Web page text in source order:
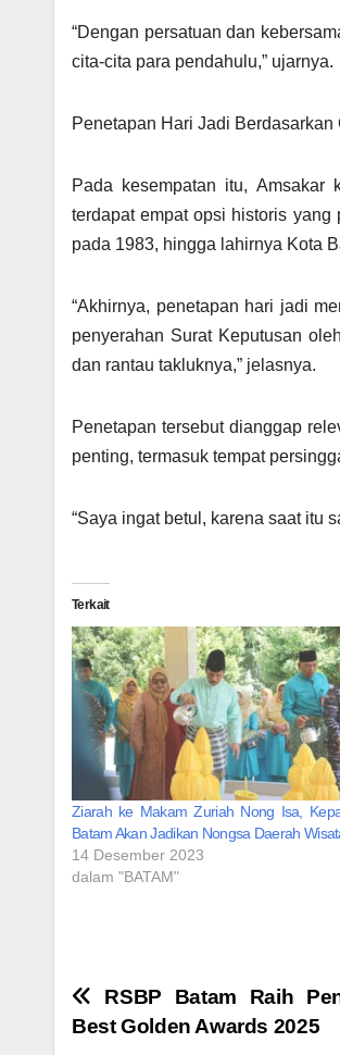
“Dengan persatuan dan
cita-cita para pendahulu,” ujarnya.
Penetapan Hari Jadi Berdasarkan
Pada kesempatan itu, Amsakar
terdapat empat opsi historis
pada 1983, hingga lahirnya Kota
“Akhirnya, penetapan hari jadi
penyerahan Surat Keputusan
dan rantau takluknya,” jelasnya.
Penetapan tersebut dianggap
penting, termasuk tempat
“Saya ingat betul, karena saat itu
Terkait
Ziarah ke Makam Zuriah Nong Isa,
Batam Akan Jadikan Nongsa Daerah
14 Desember 2023
dalam "BATAM"
Navigasi
RSBP Batam Raih
Best Golden Awards 2025